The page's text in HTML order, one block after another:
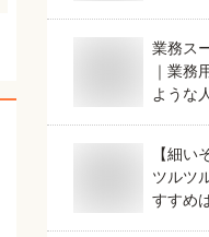
業務ス
｜業務
ような
【細い
ツルツ
すすめ